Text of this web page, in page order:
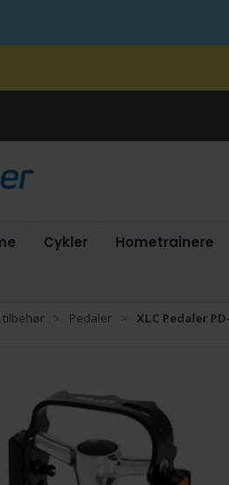
Cykler Hometrainere
tilbehør Pedaler XLC Pedaler